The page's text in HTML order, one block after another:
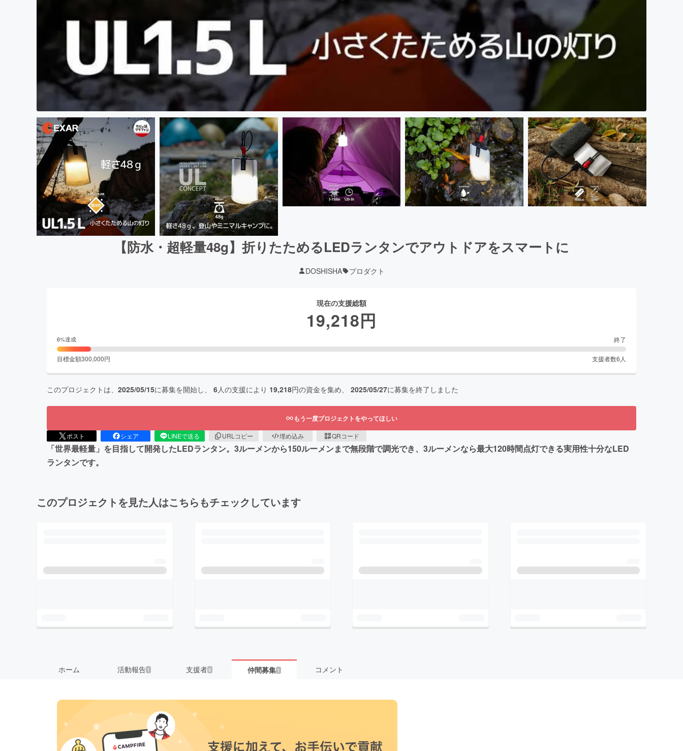
【防水・超軽量48g】折りたためるLEDランタンでアウトドアをスマートに
DOSHISHA プロダクト
現在の支援総額
19,218円
6%達成 終了
目標金額300,000円 支援者数6 人
このプロジェクトは、 2025/05/15に募集を開始し、 6人の支援により 19,218円の資金を集め、 2025/05/27に募集を終了しました
もう一度プロジェクトをやってほしい
ポスト シェア LINEで送る URLコピー 埋め込み QRコード
「世界最軽量」を目指して開発したLEDランタン。3ルーメンから150ルーメンまで無段階で調光でき、3ルーメンなら最大120時間点灯できる実用性十分なLED
ランタンです。
このプロジェクトを見た人はこちらもチェックしています
ホーム 活動報告 1 支援者6 仲間募集 1 コメント